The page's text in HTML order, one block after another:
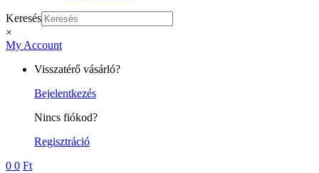
Keresés
×
My Account
Visszatérő vásárló?
Bejelentkezés
Nincs fiókod?
Regisztráció
0 0 Ft